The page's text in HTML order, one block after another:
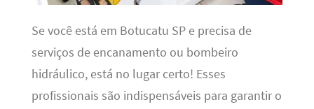
Se você está em Botucatu SP e precisa de
serviços de encanamento ou bombeiro
hidráulico, está no lugar certo! Esses
profissionais são indispensáveis para garantir o